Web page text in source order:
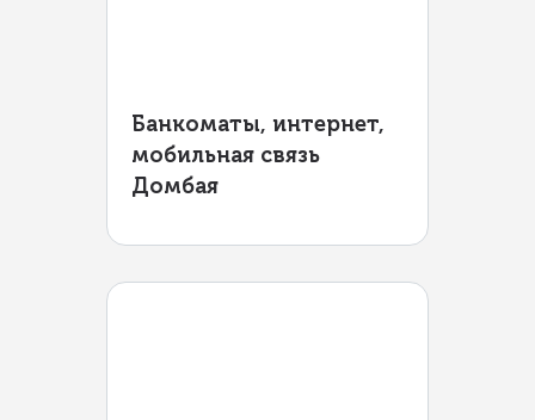
Банкоматы, интернет,
мобильная связь
Домбая